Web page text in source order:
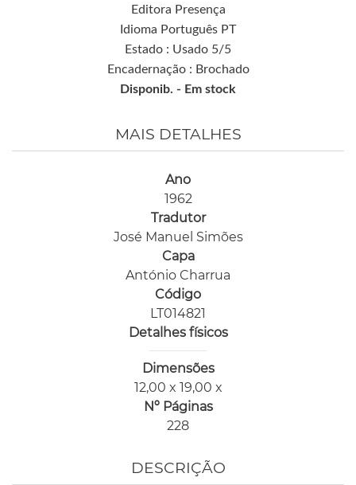
Editora Presença
Idioma Português PT
Estado : Usado 5/5
Encadernação : Brochado
Disponib. - Em stock
MAIS DETALHES
Ano
1962
Tradutor
José Manuel Simões
Capa
António Charrua
Código
LT014821
Detalhes físicos
Dimensões
12,00 x 19,00 x
Nº Páginas
228
DESCRIÇÃO